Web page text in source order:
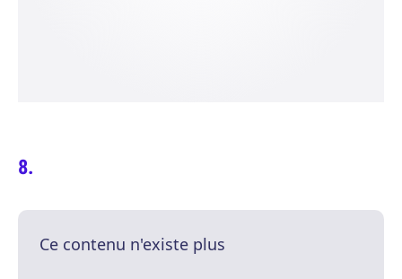
Ce contenu n'existe plus